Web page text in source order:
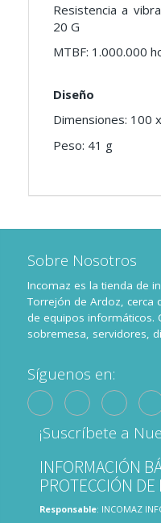
Resistencia a
20 G
MTBF: 1.000.000
Diseño
Dimensiones: 100
Peso: 41 g
Sobre Nosotros
Incomaz es la tienda de
Torrejón de Ardoz, cerca
de equipos informáticos.
sobremesa, servidores,
Síguenos en:
¡Suscríbete a
INFORMACIÓN
PROTECCIÓN DE
Responsable: INCOMAZ